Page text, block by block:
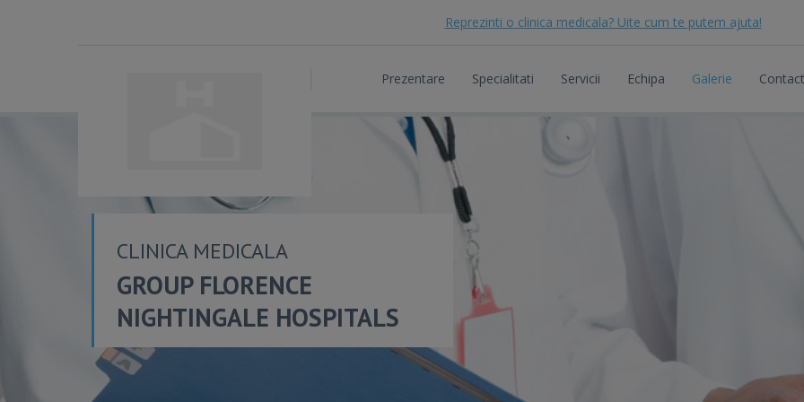
Reprezinti o clinica medicala? Uite cum te putem ajuta!
Prezentare Specialitati Servicii Echipa Galerie Contact
CLINICA MEDICALA
GROUP FLORENCE
NIGHTINGALE HOSPITALS